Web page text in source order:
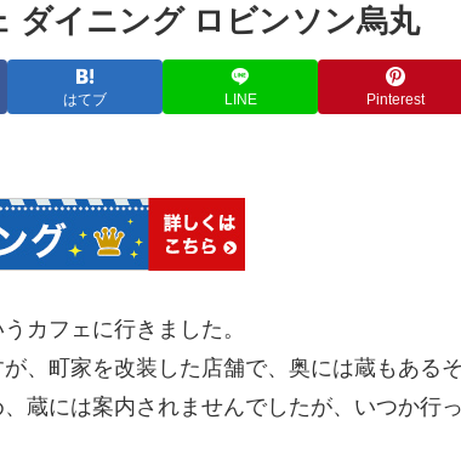
ダイニング ロビンソン烏丸
はてブ LINE Pinterest
カフェに行きました。
、町家を改装した店舗で、奥には蔵もあるそ
蔵には案内されませんでしたが、いつか行